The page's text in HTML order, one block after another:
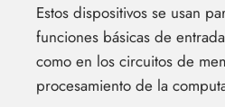
Estos dispositivos se usan
funciones básicas de
como en los circuitos de
procesamiento de la